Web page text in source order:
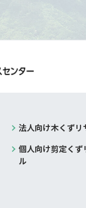
法人向け木くずリ
個人向け剪定くず
ル